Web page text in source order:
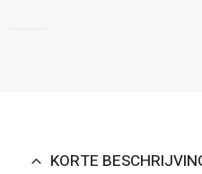
KORTE